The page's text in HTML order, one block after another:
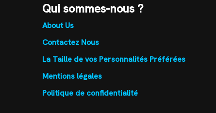
Qui sommes-nous ?
About Us
Contactez Nous
La Taille de vos Personnalités Préférées
Mentions légales
Politique de confidentialité